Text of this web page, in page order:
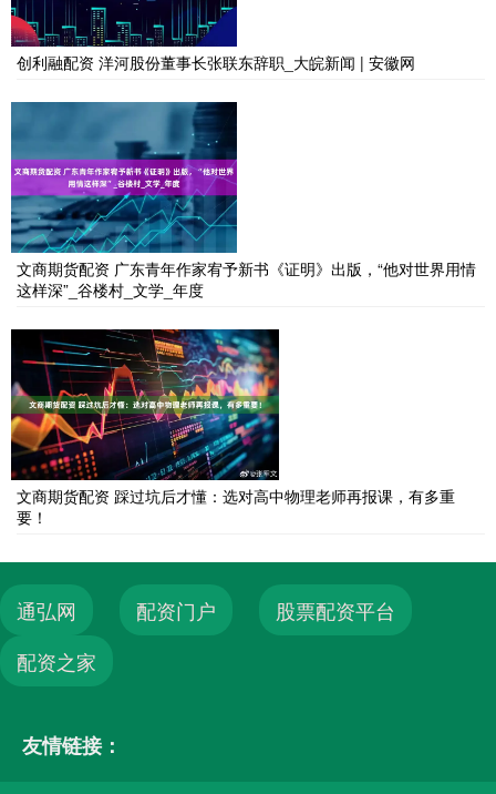
创利融配资 洋河股份董事长张联东辞职_大皖新闻 | 安徽网
文商期货配资 广东青年作家宥予新书《证明》出版，“他对世界用情
这样深”_谷楼村_文学_年度
文商期货配资 踩过坑后才懂：选对高中物理老师再报课，有多重
要！
通弘网 配资门户
股票配资平台
配资之家
友情链接：